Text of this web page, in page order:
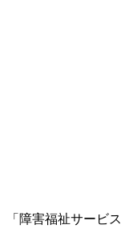
「障害福祉サービ